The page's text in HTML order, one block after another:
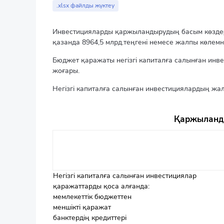
End of interactive chart.
.xlsx файлды жүктеу
Инвестицияларды қаржыландырудың басым
қазанда 8964,5 млрд.теңгені немесе жалпы
Бюджет қаражаты негізгі капиталға салынған
жоғары.
Негізгі капиталға салынған инвестициялардың
Негізгі капиталға салынған инвестициялар
қаражаттарды қоса алғанда:
мемлекеттік бюджеттен
меншікті қаражат
банктердің кредиттері